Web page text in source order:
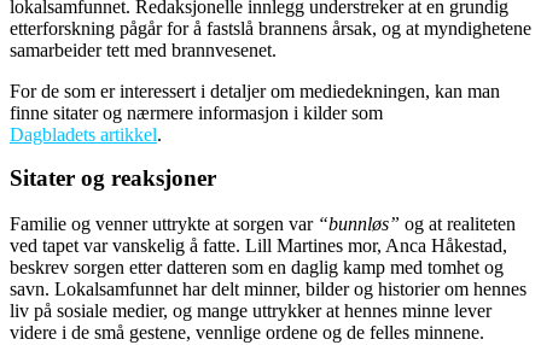
lokalsamfunnet. Redaksjonelle innlegg understreker at en grundig
etterforskning pågår for å fastslå brannens årsak, og at myndighetene
samarbeider tett med brannvesenet.
For de som er interessert i detaljer om mediedekningen, kan man
finne sitater og nærmere informasjon i kilder som
Dagbladets artikkel.
Sitater og reaksjoner
Familie og venner uttrykte at sorgen var “bunnløs” og at realiteten
ved tapet var vanskelig å fatte. Lill Martines mor, Anca Håkestad,
beskrev sorgen etter datteren som en daglig kamp med tomhet og
savn. Lokalsamfunnet har delt minner, bilder og historier om hennes
liv på sosiale medier, og mange uttrykker at hennes minne lever
videre i de små gestene, vennlige ordene og de felles minnene.